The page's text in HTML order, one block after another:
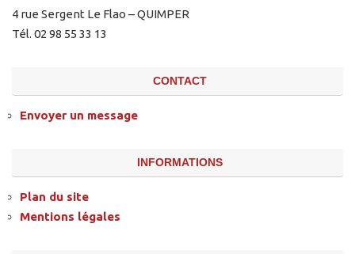
4 rue Sergent Le Flao – QUIMPER
Tél. 02 98 55 33 13
CONTACT
Envoyer un message
INFORMATIONS
Plan du site
Mentions légales